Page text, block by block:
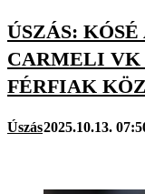
ÚSZÁS:
CARMELI VK
FÉRFIAK
Úszás2025.10.13.